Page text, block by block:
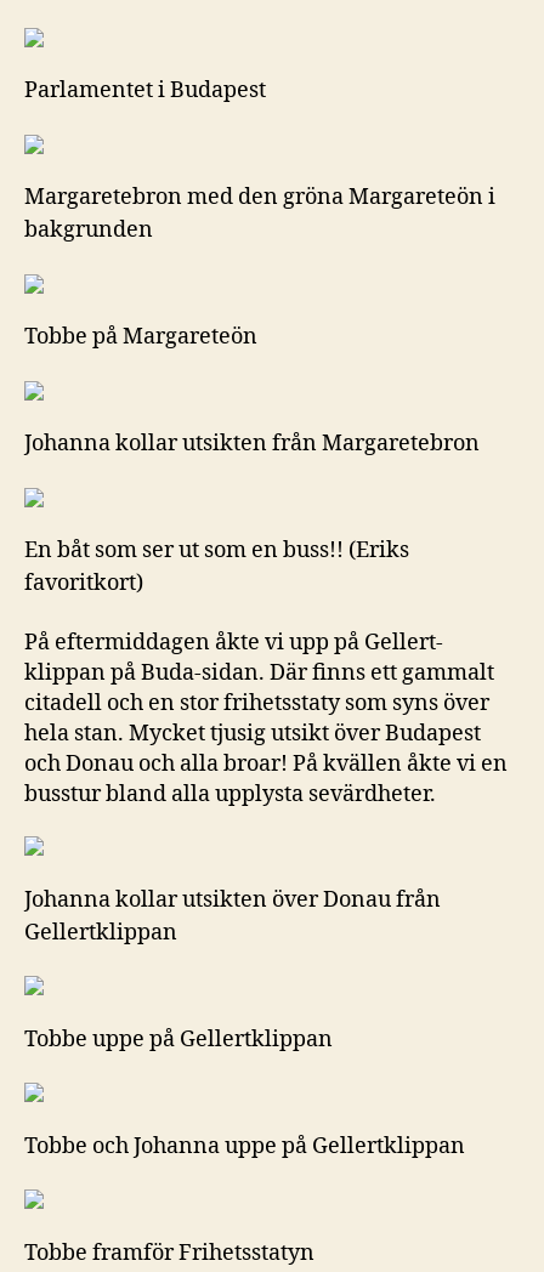
Parlamentet i Budapest
Margaretebron med den gröna Margareteön i
bakgrunden
Tobbe på Margareteön
Johanna kollar utsikten från Margaretebron
En båt som ser ut som en buss!! (Eriks
favoritkort)
På eftermiddagen åkte vi upp på Gellert-
klippan på Buda-sidan. Där finns ett gammalt
citadell och en stor frihetsstaty som syns över
hela stan. Mycket tjusig utsikt över Budapest
och Donau och alla broar! På kvällen åkte vi en
busstur bland alla upplysta sevärdheter.
Johanna kollar utsikten över Donau från
Gellertklippan
Tobbe uppe på Gellertklippan
Tobbe och Johanna uppe på Gellertklippan
Tobbe framför Frihetsstatyn